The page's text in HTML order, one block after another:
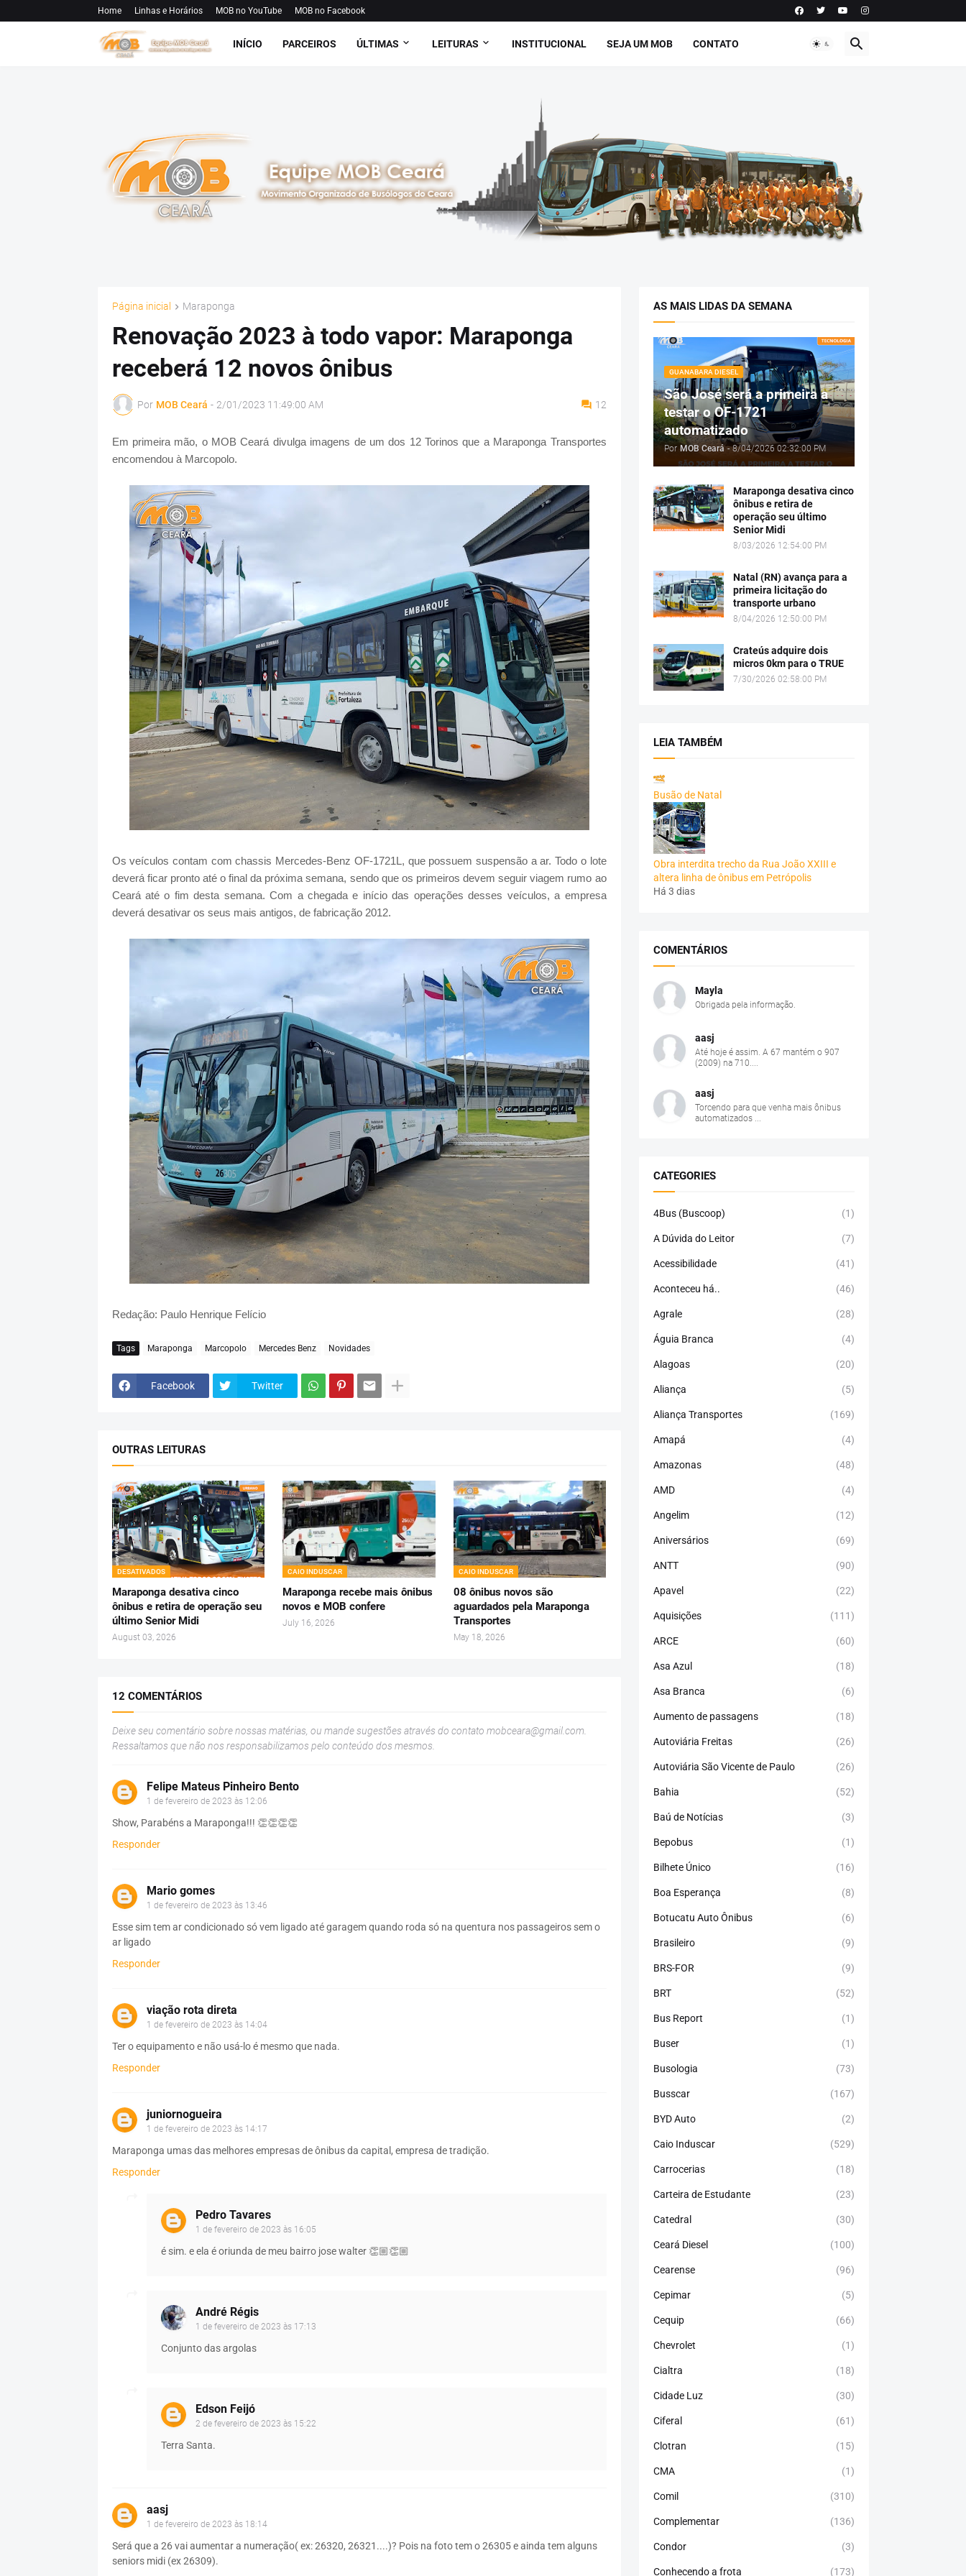
Home Linhas e Horários MOB no YouTube MOB no Facebook
INÍCIO PARCEIROS ÚLTIMAS LEITURAS INSTITUCIONAL SEJA UM MOB CONTATO
Página inicial Maraponga
Renovação 2023 à todo vapor: Maraponga
receberá 12 novos ônibus
Por MOB Ceará - 2/01/2023 11:49:00 AM 12
Em primeira mão, o MOB Ceará divulga imagens de um dos 12 Torinos que a Maraponga Transportes
encomendou à Marcopolo.
Os veículos contam com chassis Mercedes-Benz OF-1721L, que possuem suspensão a ar. Todo o lote
deverá ficar pronto até o final da próxima semana, sendo que os primeiros devem seguir viagem rumo ao
Ceará até o fim desta semana. Com a chegada e início das operações desses veículos, a empresa
deverá desativar os seus mais antigos, de fabricação 2012.
Redação: Paulo Henrique Felício
Tags Maraponga Marcopolo Mercedes Benz Novidades
Facebook Twitter
OUTRAS LEITURAS
DESATIVADOS
Maraponga desativa cinco
ônibus e retira de operação seu
último Senior Midi
August 03, 2026
CAIO INDUSCAR
Maraponga recebe mais ônibus
novos e MOB confere
July 16, 2026
CAIO INDUSCAR
08 ônibus novos são
aguardados pela Maraponga
Transportes
May 18, 2026
12 COMENTÁRIOS
Deixe seu comentário sobre nossas matérias, ou mande sugestões através do contato mobceara@gmail.com.
Ressaltamos que não nos responsabilizamos pelo conteúdo dos mesmos.
Felipe Mateus Pinheiro Bento
1 de fevereiro de 2023 às 12:06
Show, Parabéns a Maraponga!!! 👏👏👏👏
Responder
Mario gomes
1 de fevereiro de 2023 às 13:46
Esse sim tem ar condicionado só vem ligado até garagem quando roda só na quentura nos passageiros sem o
ar ligado
Responder
viação rota direta
1 de fevereiro de 2023 às 14:04
Ter o equipamento e não usá-lo é mesmo que nada.
Responder
juniornogueira
1 de fevereiro de 2023 às 14:17
Maraponga umas das melhores empresas de ônibus da capital, empresa de tradição.
Responder
Pedro Tavares
1 de fevereiro de 2023 às 16:05
é sim. e ela é oriunda de meu bairro jose walter 👏🏼👏🏼
André Régis
1 de fevereiro de 2023 às 17:13
Conjunto das argolas
Edson Feijó
2 de fevereiro de 2023 às 15:22
Terra Santa.
aasj
1 de fevereiro de 2023 às 18:14
Será que a 26 vai aumentar a numeração( ex: 26320, 26321....)? Pois na foto tem o 26305 e ainda tem alguns
seniors midi (ex 26309).
AS MAIS LIDAS DA SEMANA
GUANABARA DIESEL
São José será a primeira a
testar o OF-1721
automatizado
Por MOB Ceará - 8/04/2026 02:32:00 PM
Maraponga desativa cinco
ônibus e retira de
operação seu último
Senior Midi
8/03/2026 12:54:00 PM
Natal (RN) avança para a
primeira licitação do
transporte urbano
8/04/2026 12:50:00 PM
Crateús adquire dois
micros 0km para o TRUE
7/30/2026 02:58:00 PM
LEIA TAMBÉM
Busão de Natal
Obra interdita trecho da Rua João XXIII e
altera linha de ônibus em Petrópolis
Há 3 dias
COMENTÁRIOS
Mayla
Obrigada pela informação.
aasj
Até hoje é assim. A 67 mantém o 907
(2009) na 710....
aasj
Torcendo para que venha mais ônibus
automatizados ...
CATEGORIES
4Bus (Buscoop) (1)
A Dúvida do Leitor (7)
Acessibilidade (41)
Aconteceu há.. (46)
Agrale (28)
Águia Branca (4)
Alagoas (20)
Aliança (5)
Aliança Transportes (169)
Amapá (4)
Amazonas (48)
AMD (4)
Angelim (12)
Aniversários (69)
ANTT (90)
Apavel (22)
Aquisições (111)
ARCE (60)
Asa Azul (18)
Asa Branca (6)
Aumento de passagens (18)
Autoviária Freitas (26)
Autoviária São Vicente de Paulo (26)
Bahia (52)
Baú de Notícias (3)
Bepobus (1)
Bilhete Único (16)
Boa Esperança (8)
Botucatu Auto Ônibus (6)
Brasileiro (9)
BRS-FOR (9)
BRT (52)
Bus Report (1)
Buser (1)
Busologia (73)
Busscar (167)
BYD Auto (2)
Caio Induscar (529)
Carrocerias (18)
Carteira de Estudante (23)
Catedral (30)
Ceará Diesel (100)
Cearense (96)
Cepimar (5)
Cequip (66)
Chevrolet (1)
Cialtra (18)
Cidade Luz (30)
Ciferal (61)
Clotran (15)
CMA (1)
Comil (310)
Complementar (136)
Condor (3)
Conhecendo a frota (173)